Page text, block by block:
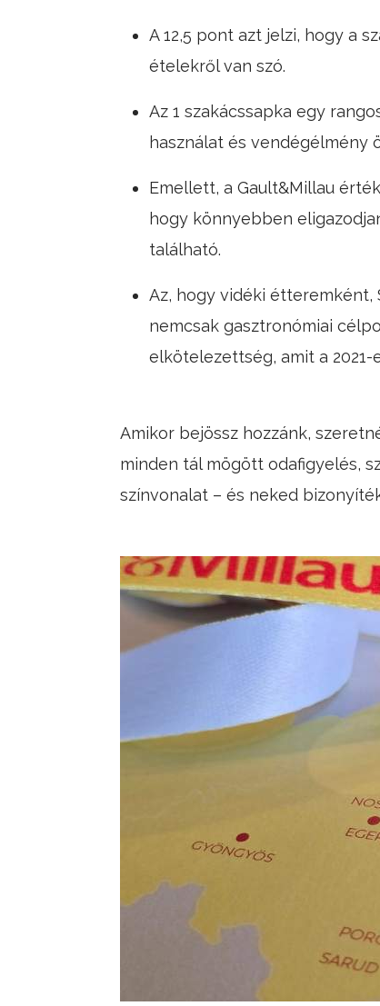
A 12,5 pont azt jelzi, hogy a
ételekről van szó.
Az 1 szakácssapka egy
használat és vendégélmény
Emellett, a Gault&Millau
hogy könnyebben
található.
Az, hogy vidéki étteremként,
nemcsak gasztronómiai
elkötelezettség, amit a
Amikor bejössz hozzánk,
minden tál mögött odafigyelés,
színvonalat – és neked